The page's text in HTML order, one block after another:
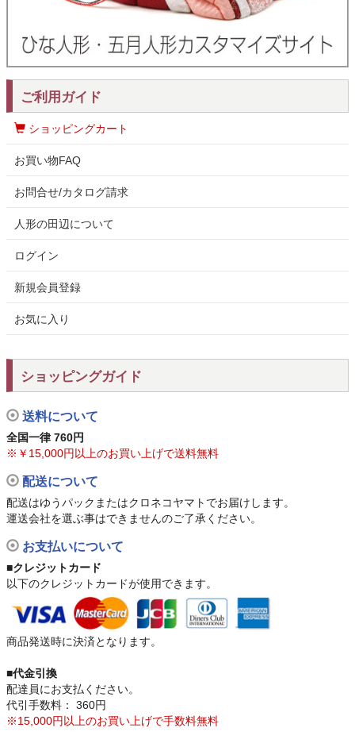
ご利用ガイド
ショッピングカート
お買い物FAQ
お問合せ/カタログ請求
人形の田辺について
ログイン
新規会員登録
お気に入り
ショッピングガイド
送料について
全国一律 760円
※￥15,000円以上のお買い上げで送料無料
配送について
配送はゆうパックまたはクロネコヤマトでお届けします。
運送会社を選ぶ事はできませんのご了承ください。
お支払いについて
■クレジットカード
以下のクレジットカードが使用できます。
商品発送時に決済となります。
■代金引換
配達員にお支払ください。
代引手数料： 360円
※15,000円以上のお買い上げで手数料無料